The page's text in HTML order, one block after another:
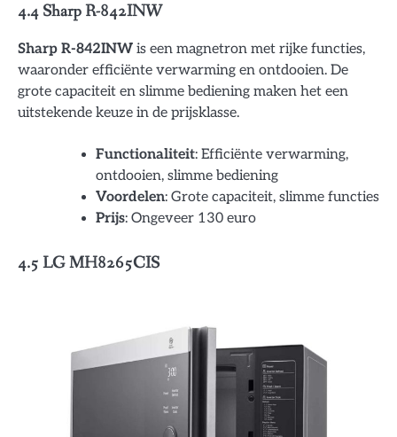
4.4 Sharp R-842INW
Sharp R-842INW is een magnetron met rijke functies,
waaronder efficiënte verwarming en ontdooien. De
grote capaciteit en slimme bediening maken het een
uitstekende keuze in de prijsklasse.
Functionaliteit: Efficiënte verwarming,
ontdooien, slimme bediening
Voordelen: Grote capaciteit, slimme functies
Prijs: Ongeveer 130 euro
4.5 LG MH8265CIS